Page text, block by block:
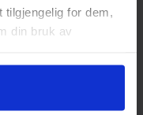
for dem,
din bruk av